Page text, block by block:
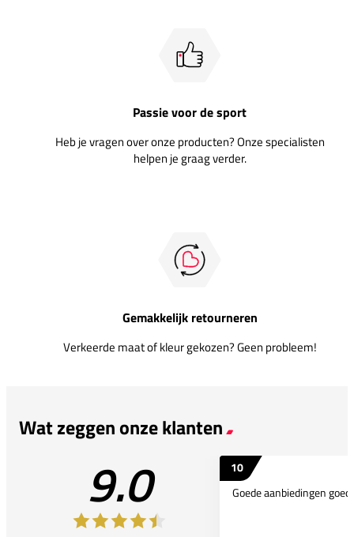
Passie voor de sport
Heb je vragen over onze producten? Onze specialisten
helpen je graag verder.
Gemakkelijk retourneren
Verkeerde maat of kleur gekozen? Geen probleem!
Wat zeggen onze klanten
9.0
10
Goede aanbiedingen